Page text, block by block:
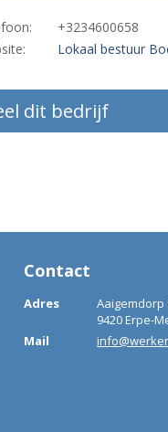
+3234600658
Lokaal bestuur
dit bedrijf
Contact
Adres
Aaigemdorp
9420 Erpe-
Mail